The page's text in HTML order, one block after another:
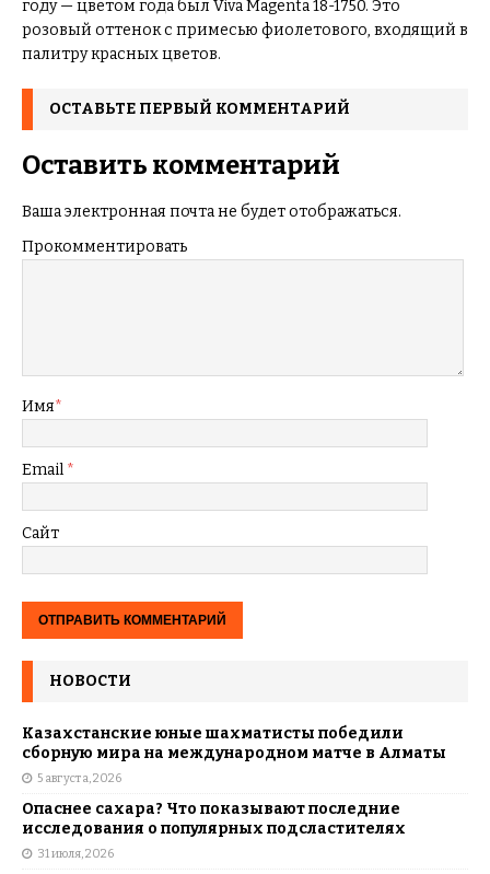
году — цветом года был Viva Magenta 18-1750. Это
розовый оттенок с примесью фиолетового, входящий в
палитру красных цветов.
ОСТАВЬТЕ ПЕРВЫЙ КОММЕНТАРИЙ
Оставить комментарий
Ваша электронная почта не будет отображаться.
Прокомментировать
Имя*
Email *
Сайт
НОВОСТИ
Казахстанские юные шахматисты победили
сборную мира на международном матче в Алматы
5 августа, 2026
Опаснее сахара? Что показывают последние
исследования о популярных подсластителях
31 июля, 2026